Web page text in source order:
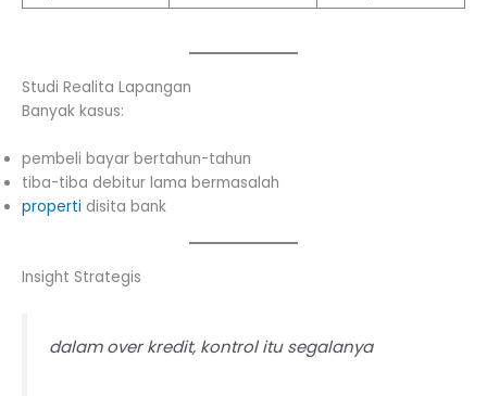
Studi Realita Lapangan
Banyak kasus:
pembeli bayar bertahun-tahun
tiba-tiba debitur lama bermasalah
properti disita bank
Insight Strategis
dalam over kredit, kontrol itu segalanya